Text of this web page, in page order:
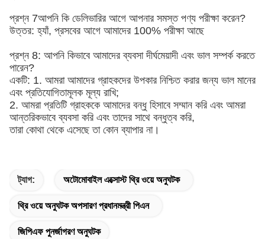
প্রশ্ন 7আপনি কি ডেলিভারির আগে আপনার সমস্ত পণ্য পরীক্ষা করেন?
উত্তর: হ্যাঁ, প্রসবের আগে আমাদের 100% পরীক্ষা আছে
প্রশ্ন 8: আপনি কিভাবে আমাদের ব্যবসা দীর্ঘমেয়াদী এবং ভাল সম্পর্ক করতে
পারেন?
একটি: 1. আমরা আমাদের গ্রাহকদের উপকার নিশ্চিত করার জন্য ভাল মানের
এবং প্রতিযোগিতামূলক মূল্য রাখি;
2. আমরা প্রতিটি গ্রাহককে আমাদের বন্ধু হিসাবে সম্মান করি এবং আমরা
আন্তরিকভাবে ব্যবসা করি এবং তাদের সাথে বন্ধুত্ব করি,
তারা কোথা থেকে এসেছে তা কোন ব্যাপার না।
ট্যাগ: অটোমোবাইল এক্সোস্ট থ্রি ওয়ে অনুঘটক
থ্রি ওয়ে অনুঘটক অপসারণ প্রধানমন্ত্রী পিএন
জিপিএফ পুনর্জাগরণ অনুঘটক